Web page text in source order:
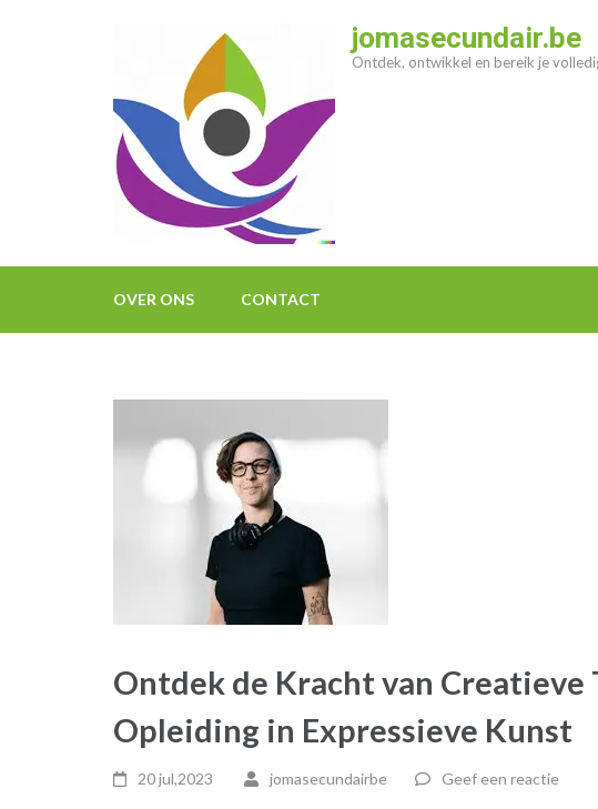
jomasecundair.be
Ontdek, ontwikkel en bereik je
OVER ONS CONTACT
Ontdek de Kracht van
Opleiding in Expressieve Kunst
20 jul,2023 jomasecundairbe Geef een reactie